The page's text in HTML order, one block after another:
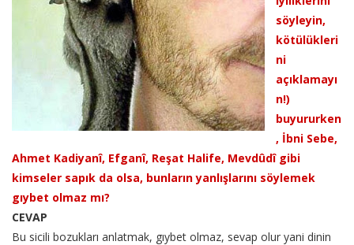
söyleyin,
kötülükleri
ni
açıklamayı
n!)
buyururken
, İbni Sebe,
Ahmet Kadiyanî, Efganî, Reşat Halife, Mevdûdî gibi
kimseler sapık da olsa, bunların yanlışlarını söylemek
gıybet olmaz mı?
CEVAP
Bu sicili bozukları anlatmak, gıybet olmaz, sevap olur yani dinin